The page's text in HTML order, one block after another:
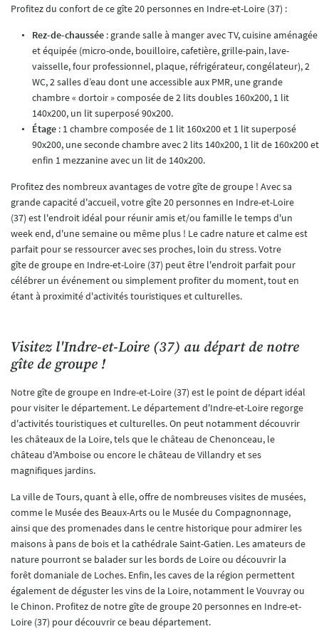
ACCUEIL
GÎTE
TARIFS
EN IMAGES
AVIS
ACTUALITÉS
Une
06 61 89 10 99
Les animaux sont
Profitez du confort de ce gîte 20 personnes en Indre-et-Loire (37) :
Rez-de-chaussée : grande salle à manger avec TV, cuisine aménagée
et équipée (micro-onde, bouilloire, cafetière, grille-pain, lave-
vaisselle, four professionnel, plaque, réfrigérateur, congélateur), 2
WC, 2 salles d’eau dont une accessible aux PMR, une grande
chambre « dortoir » composée de 2 lits doubles 160x200, 1 lit
140x200, un lit superposé 90x200.
Étage : 1 chambre composée de 1 lit 160x200 et 1 lit superposé
90x200, une seconde chambre avec 2 lits 140x200, 1 lit de 160x200 et
enfin 1 mezzanine avec un lit de 140x200.
Profitez des nombreux avantages de votre gîte de groupe ! Avec sa
grande capacité d'accueil, votre gîte 20 personnes en Indre-et-Loire
(37) est l'endroit idéal pour réunir amis et/ou famille le temps d'un
week end, d'une semaine ou même plus ! Le cadre nature et calme est
parfait pour se ressourcer avec ses proches, loin du stress. Votre
gîte de groupe en Indre-et-Loire (37) peut être l'endroit parfait pour
célébrer un événement ou simplement profiter du moment, tout en
étant à proximité d'activités touristiques et culturelles.
Visitez l'Indre-et-Loire (37) au départ de notre
gîte de groupe !
Notre gîte de groupe en Indre-et-Loire (37) est le point de départ idéal
pour visiter le département. Le département d'Indre-et-Loire regorge
d'activités touristiques et culturelles. On peut notamment découvrir
les châteaux de la Loire, tels que le château de Chenonceau, le
château d'Amboise ou encore le château de Villandry et ses
magnifiques jardins.
La ville de Tours, quant à elle, offre de nombreuses visites de musées,
comme le Musée des Beaux-Arts ou le Musée du Compagnonnage,
ainsi que des promenades dans le centre historique pour admirer les
maisons à pans de bois et la cathédrale Saint-Gatien. Les amateurs de
nature pourront se balader sur les bords de Loire ou découvrir la
forêt domaniale de Loches. Enfin, les caves de la région permettent
également de déguster les vins de la Loire, notamment le Vouvray ou
le Chinon. Profitez de notre gîte de groupe 20 personnes en Indre-et-
Loire (37) pour découvrir ce beau département.